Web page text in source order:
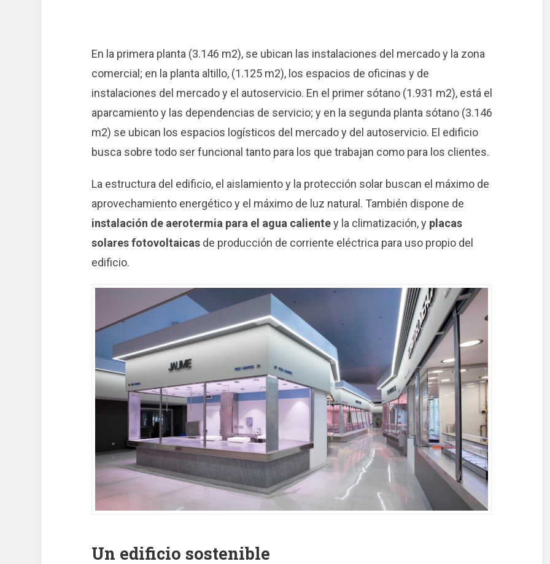
En la primera planta (3.146 m2), se ubican las instalaciones del mercado y la zona
comercial; en la planta altillo, (1.125 m2), los espacios de oficinas y de
instalaciones del mercado y el autoservicio. En el primer sótano (1.931 m2), está el
aparcamiento y las dependencias de servicio; y en la segunda planta sótano (3.146
m2) se ubican los espacios logísticos del mercado y del autoservicio. El edificio
busca sobre todo ser funcional tanto para los que trabajan como para los clientes.
La estructura del edificio, el aislamiento y la protección solar buscan el máximo de
aprovechamiento energético y el máximo de luz natural. También dispone de
instalación de aerotermia para el agua calientey la climatización, y placas
solares fotovoltaicasde producción de corriente eléctrica para uso propio del
edificio.
Un edificio sostenible